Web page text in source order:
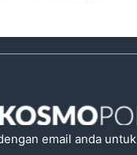
email anda untuk